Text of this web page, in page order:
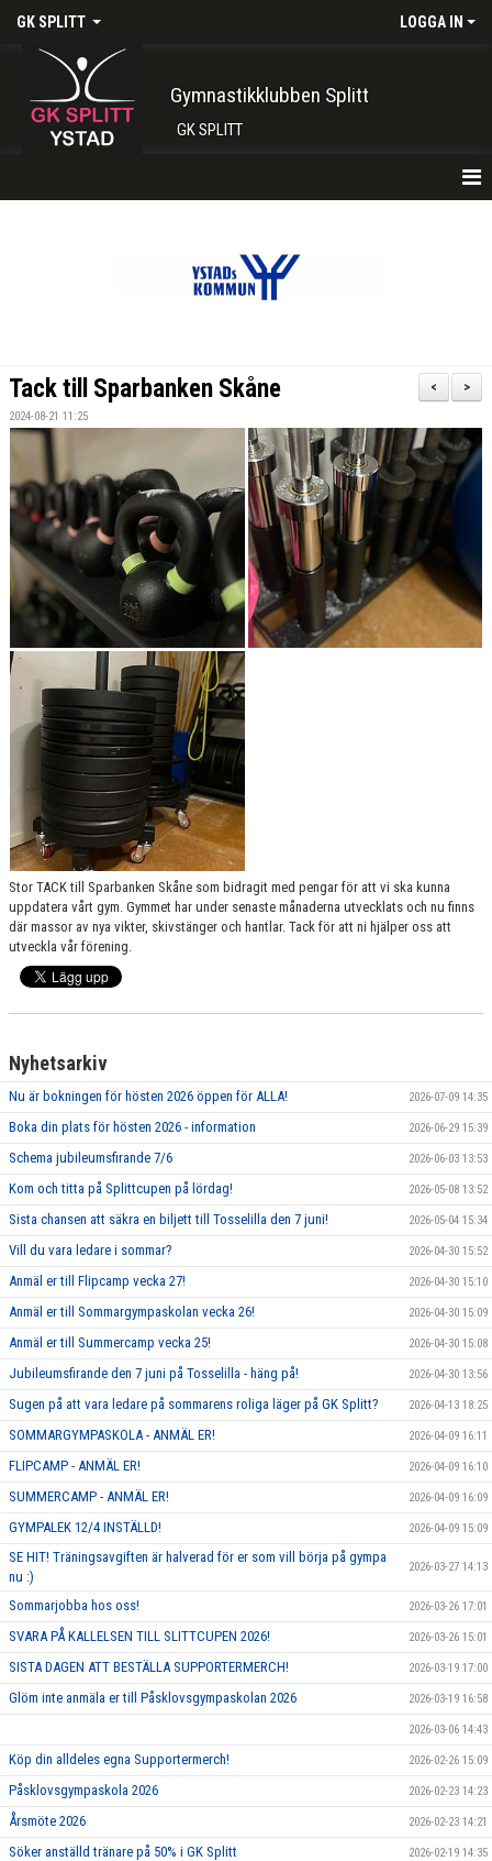
GK SPLITT LOGGA IN
Gymnastikklubben Splitt
GK SPLITT
INTRESSEANMÄLAN
GRUPPER OCH TIDER
STÖDMEDLEM
SPONSRING
FRÅGOR & SVAR
FRITIDSKORTET
>
<
Tack till Sparbanken Skåne
2024-08-21 11:25
Stor TACK till Sparbanken Skåne som bidragit med pengar för att vi ska kunna
uppdatera vårt gym. Gymmet har under senaste månaderna utvecklats och nu finns
där massor av nya vikter, skivstänger och hantlar. Tack för att ni hjälper oss att
utveckla vår förening.
Nyhetsarkiv
Nu är bokningen för hösten 2026 öppen för ALLA! 2026-07-09 14:35
Boka din plats för hösten 2026 - information 2026-06-29 15:39
Schema jubileumsfirande 7/6 2026-06-03 13:53
Kom och titta på Splittcupen på lördag! 2026-05-08 13:52
Sista chansen att säkra en biljett till Tosselilla den 7 juni! 2026-05-04 15:34
Vill du vara ledare i sommar? 2026-04-30 15:52
Anmäl er till Flipcamp vecka 27! 2026-04-30 15:10
Anmäl er till Sommargympaskolan vecka 26! 2026-04-30 15:09
Anmäl er till Summercamp vecka 25! 2026-04-30 15:08
Jubileumsfirande den 7 juni på Tosselilla - häng på! 2026-04-30 13:56
Sugen på att vara ledare på sommarens roliga läger på GK Splitt? 2026-04-13 18:25
SOMMARGYMPASKOLA - ANMÄL ER! 2026-04-09 16:11
FLIPCAMP - ANMÄL ER! 2026-04-09 16:10
SUMMERCAMP - ANMÄL ER! 2026-04-09 16:09
GYMPALEK 12/4 INSTÄLLD! 2026-04-09 15:09
SE HIT! Träningsavgiften är halverad för er som vill börja på gympa
nu :)
2026-03-27 14:13
Sommarjobba hos oss! 2026-03-26 17:01
SVARA PÅ KALLELSEN TILL SLITTCUPEN 2026! 2026-03-26 15:01
SISTA DAGEN ATT BESTÄLLA SUPPORTERMERCH! 2026-03-19 17:00
Glöm inte anmäla er till Påsklovsgympaskolan 2026 2026-03-19 16:58
2026-03-06 14:43
Köp din alldeles egna Supportermerch! 2026-02-26 15:09
Påsklovsgympaskola 2026 2026-02-23 14:23
Årsmöte 2026 2026-02-23 14:21
Söker anställd tränare på 50% i GK Splitt 2026-02-19 14:35